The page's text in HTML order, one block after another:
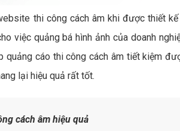
thi công cách âm khi được thiết
việc quảng bá hình ảnh của doanh
quảng cáo thi công cách âm tiết kiệm
lại hiệu quả rất tốt.
cách âm hiệu quả